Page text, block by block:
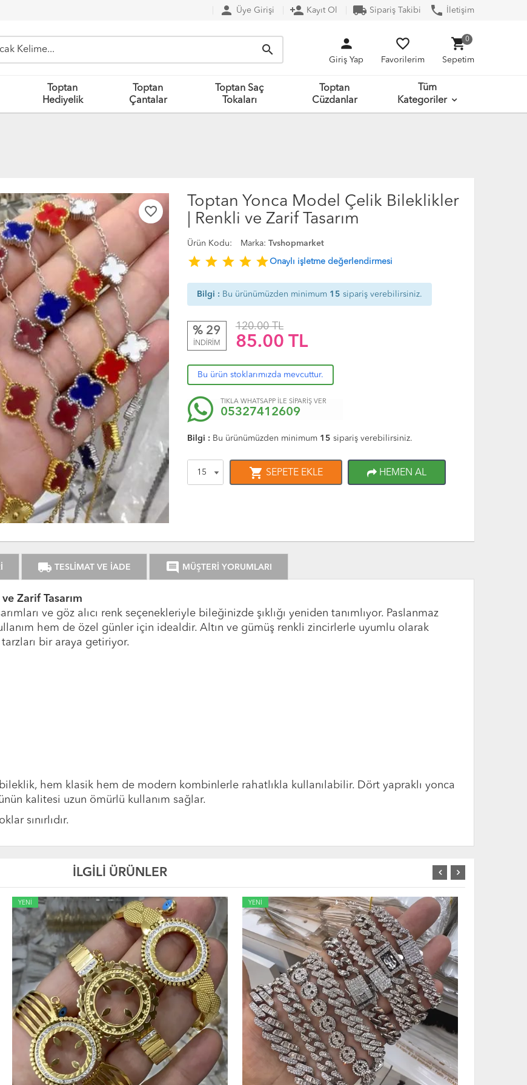
person Üye Girişi person_add Kayıt Ol local_shipping Sipariş Takibi phone İletişim
search person
Giriş Yap
favorite_border
Favorilerim
shopping_cart
Sepetim
0
Toptan
Hediyelik
Toptan
Çantalar
Toptan Saç
Tokaları
Toptan
Cüzdanlar
Tüm
Kategoriler
favorite_border
Toptan Yonca Model Çelik Bileklikler
| Renkli ve Zarif Tasarım
Ürün Kodu: Marka: Tvshopmarket
star star star star starOnaylı işletme değerlendirmesi
Bilgi : Bu ürünümüzden minimum 15 sipariş verebilirsiniz.
% 29
İNDİRİM
120.00 TL
85.00 TL
Bu ürün stoklarımızda mevcuttur.
TIKLA WHATSAPP İLE SİPARİŞ VER
05327412609
Bilgi : Bu ürünümüzden minimum 15 sipariş verebilirsiniz.
shopping_cart SEPETE EKLE HEMEN AL
local_shipping TESLİMAT VE İADE comment MÜŞTERİ YORUMLARI
Zarif Tasarım
ve göz alıcı renk seçenekleriyle bileğinizde şıklığı yeniden tanımlıyor. Paslanmaz
hem de özel günler için idealdir. Altın ve gümüş renkli zincirlerle uyumlu olarak
bir araya getiriyor.
hem klasik hem de modern kombinlerle rahatlıkla kullanılabilir. Dört yapraklı yonca
kalitesi uzun ömürlü kullanım sağlar.
sınırlıdır.
İLGİLİ ÜRÜNLER
YENİ YENİ